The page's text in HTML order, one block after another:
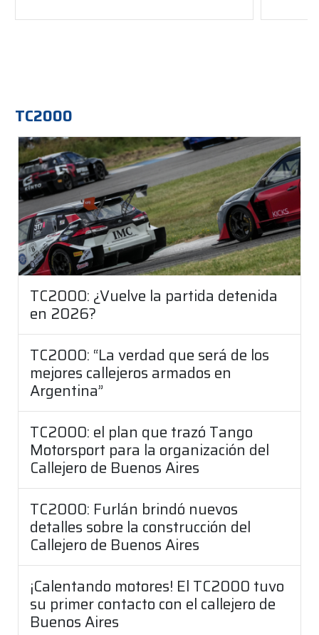
TC2000
TC2000: ¿Vuelve la partida detenida
en 2026?
TC2000: “La verdad que será de los
mejores callejeros armados en
Argentina”
TC2000: el plan que trazó Tango
Motorsport para la organización del
Callejero de Buenos Aires
TC2000: Furlán brindó nuevos
detalles sobre la construcción del
Callejero de Buenos Aires
¡Calentando motores! El TC2000 tuvo
su primer contacto con el callejero de
Buenos Aires